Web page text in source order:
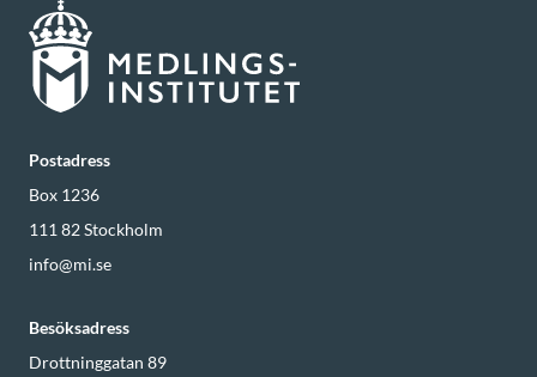
Postadress
Box 1236
111 82Stockholm
info@mi.se
Besöksadress
Drottninggatan 89